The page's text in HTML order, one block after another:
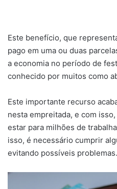
Este benefício, que
pago em uma ou duas
a economia no período de
conhecido por muitos como
Este importante recurso
nesta empreitada, e com
estar para milhões de
isso, é necessário cumprir
evitando possíveis problemas.